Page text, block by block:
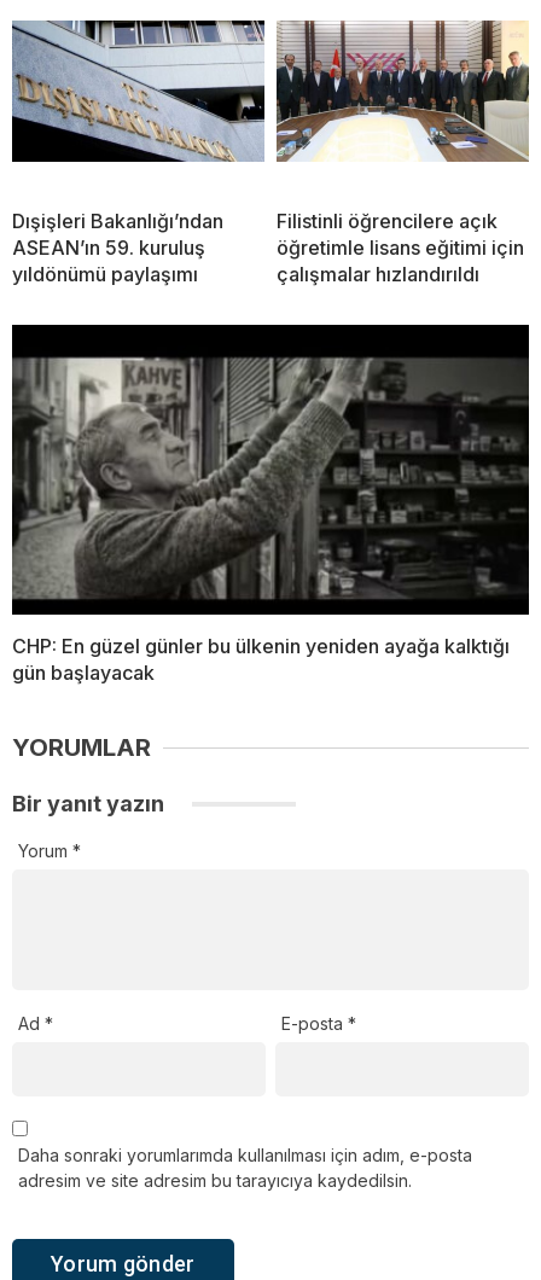
Dışişleri Bakanlığı’ndan
ASEAN’ın 59. kuruluş
yıldönümü paylaşımı
Filistinli öğrencilere açık
öğretimle lisans eğitimi için
çalışmalar hızlandırıldı
CHP: En güzel günler bu ülkenin yeniden ayağa kalktığı
gün başlayacak
YORUMLAR
Bir yanıt yazın
Yorum *
Ad * E-posta*
Daha sonraki yorumlarımda kullanılması için adım, e-posta
adresim ve site adresim bu tarayıcıya kaydedilsin.